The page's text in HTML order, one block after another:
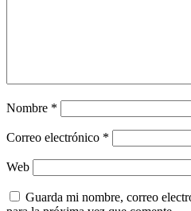
Nombre *
Correo electrónico *
Web
Guarda mi nombre, correo